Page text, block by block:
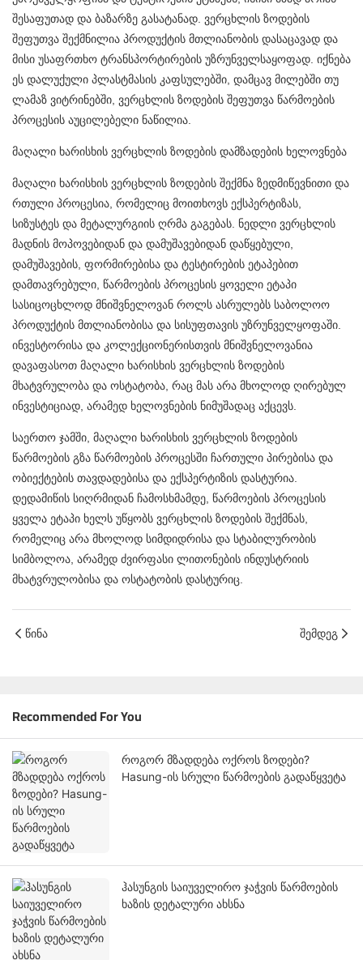
შესაფუთად და ბაზარზე გასატანად. ვერცხლის ზოდების
შეფუთვა შექმნილია პროდუქტის მთლიანობის დასაცავად და
მისი უსაფრთხო ტრანსპორტირების უზრუნველსაყოფად. იქნება
ეს დალუქული პლასტმასის კაფსულებში, დამცავ მილებში თუ
ლამაზ ვიტრინებში, ვერცხლის ზოდების შეფუთვა წარმოების
პროცესის აუცილებელი ნაწილია.
მაღალი ხარისხის ვერცხლის ზოდების დამზადების ხელოვნება
მაღალი ხარისხის ვერცხლის ზოდების შექმნა ზედმიწევნითი და
რთული პროცესია, რომელიც მოითხოვს ექსპერტიზას,
სიზუსტეს და მეტალურგიის ღრმა გაგებას. ნედლი ვერცხლის
მადნის მოპოვებიდან და დამუშავებიდან დაწყებული,
დამუშავების, ფორმირებისა და ტესტირების ეტაპებით
დამთავრებული, წარმოების პროცესის ყოველი ეტაპი
სასიცოცხლოდ მნიშვნელოვან როლს ასრულებს საბოლოო
პროდუქტის მთლიანობისა და სისუფთავის უზრუნველყოფაში.
ინვესტორისა და კოლექციონერისთვის მნიშვნელოვანია
დავაფასოთ მაღალი ხარისხის ვერცხლის ზოდების
მხატვრულობა და ოსტატობა, რაც მას არა მხოლოდ ღირებულ
ინვესტიციად, არამედ ხელოვნების ნიმუშადაც აქცევს.
საერთო ჯამში, მაღალი ხარისხის ვერცხლის ზოდების
წარმოების გზა წარმოების პროცესში ჩართული პირებისა და
ობიექტების თავდადებისა და ექსპერტიზის დასტურია.
დედამიწის სიღრმიდან ჩამოსხმამდე, წარმოების პროცესის
ყველა ეტაპი ხელს უწყობს ვერცხლის ზოდების შექმნას,
რომელიც არა მხოლოდ სიმდიდრისა და სტაბილურობის
სიმბოლოა, არამედ ძვირფასი ლითონების ინდუსტრიის
მხატვრულობისა და ოსტატობის დასტურიც.
წინა შემდეგ
Recommended For You
როგორ მზადდება ოქროს ზოდები?
Hasung-ის სრული წარმოების გადაწყვეტა
ჰასუნგის საიუველირო ჯაჭვის წარმოების
ხაზის დეტალური ახსნა